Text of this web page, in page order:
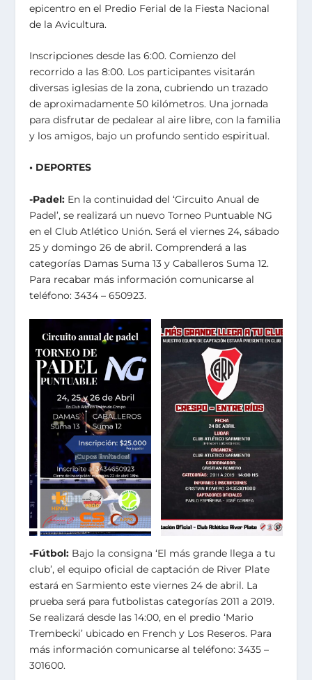
epicentro en el Predio Ferial de la Fiesta Nacional
de la Avicultura.
Inscripciones desde las 6:00. Comienzo del
recorrido a las 8:00. Los participantes visitarán
diversas iglesias de la zona, cubriendo un trazado
de aproximadamente 50 kilómetros. Una jornada
para disfrutar de pedalear al aire libre, con la familia
y los amigos, bajo un profundo sentido espiritual.
• DEPORTES
-Padel: En la continuidad del ‘Circuito Anual de
Padel’, se realizará un nuevo Torneo Puntuable NG
en el Club Atlético Unión. Será el viernes 24, sábado
25 y domingo 26 de abril. Comprenderá a las
categorías Damas Suma 13 y Caballeros Suma 12.
Para recabar más información comunicarse al
teléfono: 3434 – 650923.
-Fútbol: Bajo la consigna ‘El más grande llega a tu
club’, el equipo oficial de captación de River Plate
estará en Sarmiento este viernes 24 de abril. La
prueba será para futbolistas categorías 2011 a 2019.
Se realizará desde las 14:00, en el predio ‘Mario
Trembecki’ ubicado en French y Los Reseros. Para
más información comunicarse al teléfono: 3435 –
301600.